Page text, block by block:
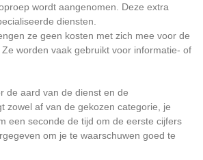
wordt aangenomen. Deze extra
diensten.
ze geen kosten met zich mee voor de
worden vaak gebruikt voor informatie- of
de aard van de dienst en de
zowel af van de gekozen categorie, je
een seconde de tijd om de eerste cijfers
om je te waarschuwen goed te